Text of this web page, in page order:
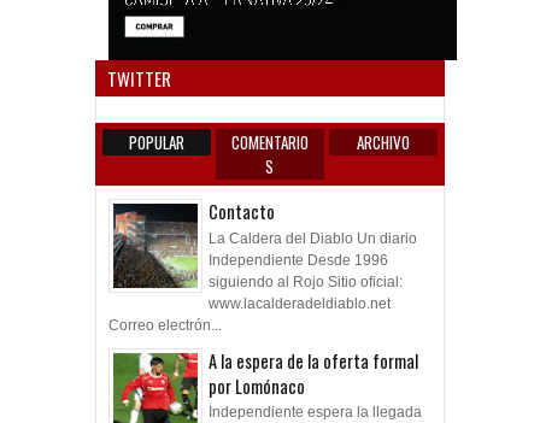
TWITTER
POPULAR
COMENTARIO
S
ARCHIVO
Contacto
La Caldera del Diablo Un diario
Independiente Desde 1996
siguiendo al Rojo Sitio oficial:
www.lacalderadeldiablo.net
Correo electrón...
A la espera de la oferta formal
por Lomónaco
Independiente espera la llegada